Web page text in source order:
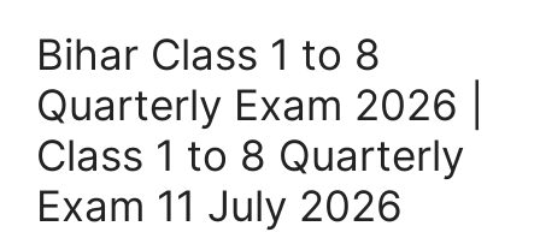
Bihar Class 1 to 8
Quarterly Exam 2026 |
Class 1 to 8 Quarterly
Exam 11 July 2026